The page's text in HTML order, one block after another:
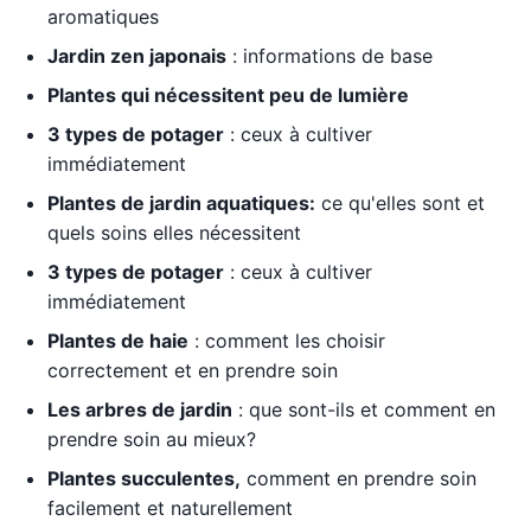
aromatiques
Jardin zen japonais : informations de base
Plantes qui nécessitent peu de lumière
3 types de potager : ceux à cultiver
immédiatement
Plantes de jardin aquatiques: ce qu'elles sont et
quels soins elles nécessitent
3 types de potager : ceux à cultiver
immédiatement
Plantes de haie : comment les choisir
correctement et en prendre soin
Les arbres de jardin : que sont-ils et comment en
prendre soin au mieux?
Plantes succulentes, comment en prendre soin
facilement et naturellement